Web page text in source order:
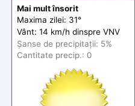
Mai mult însorit
Maxima zilei: 31°
Vânt: 14 km/h dinspre VNV
Șanse de precipitații: 5%
Cantitate precip.: 0